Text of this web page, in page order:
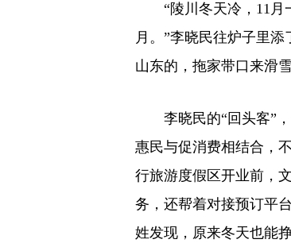
“陵川冬天冷，11
月。”李晓民往炉子里添
山东的，拖家带口来滑
李晓民的“回头客”
惠民与促消费相结合，
行旅游度假区开业前，
务，还帮着对接预订平
姓发现，原来冬天也能